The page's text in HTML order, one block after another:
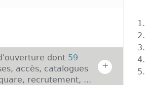
dont 59
accès, catalogues
recrutement, ...
+
1.
2.
3.
4.
5.